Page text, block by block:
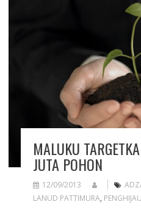
MALUKU
JUTA POHON
12/09/2013
LANUD PATTIMURA,